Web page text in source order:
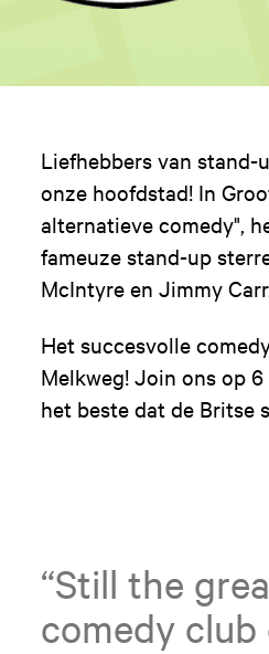
Liefhebbers van stand-
onze hoofdstad! In
alternatieve comedy",
fameuze stand-up
McIntyre en Jimmy Carr.
Het succesvolle
Melkweg! Join ons op
het beste dat de Britse
“Still the
comedy club